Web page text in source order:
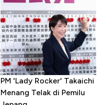
PM 'Lady Rocker' Takaichi
Menang Telak di Pemilu